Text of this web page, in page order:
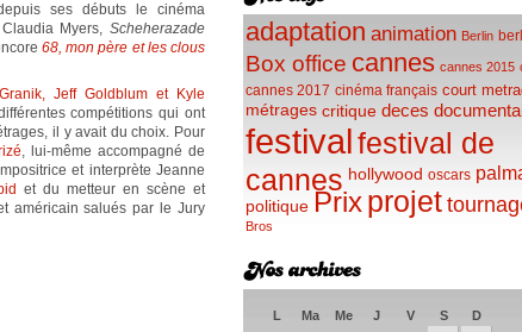
ses débuts le cinéma
Myers,Scheherazade
68, mon père et les clous
Jeff Goldblum et Kyle
compétitions qui ont
il y avait du choix. Pour
, lui-même accompagné de
et interprète Jeanne
et du metteur en scène et
américain salués par le Jury
adaptation animation Berlin
Box office cannes cannes 2015
cannes 2017 cinéma français court
métrages critique deces
festivalfestival de
cannes hollywood oscars
politique Prixprojet
Bros
L Ma Me J V S
D